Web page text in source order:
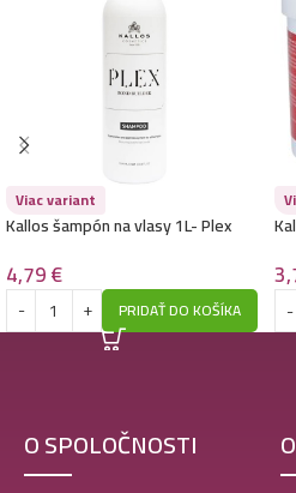
Kallos maska na vlasy 1L-
€
Kallos maska na vlasy 1L- Silk
Kallos maska na vlasy 1L-
4,99
4,99€
Viac variant
Kallos šampón na vlasy 1L- Plex
4,79€
PRIDAŤ DO KOŠÍKA
O SPOLOČNOSTI